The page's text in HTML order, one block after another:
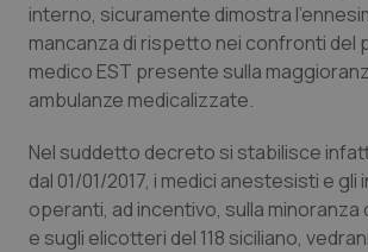
Basilicata
Calabria
Campania
Emilia-Romagna
Artrite & artrosi
Asma & BPCO
Car-T
Colesterolo & coronaropatie
QS Club Newsletter
interno, sicuramente dimostra
mancanza di rispetto nei confronti del
medico EST presente sulla
ambulanze medicalizzate.
Nel suddetto decreto si stabilisce
dal 01/01/2017, i medici anestesisti e gli
operanti, ad incentivo, sulla minoranza
e sugli elicotteri del 118 siciliano,